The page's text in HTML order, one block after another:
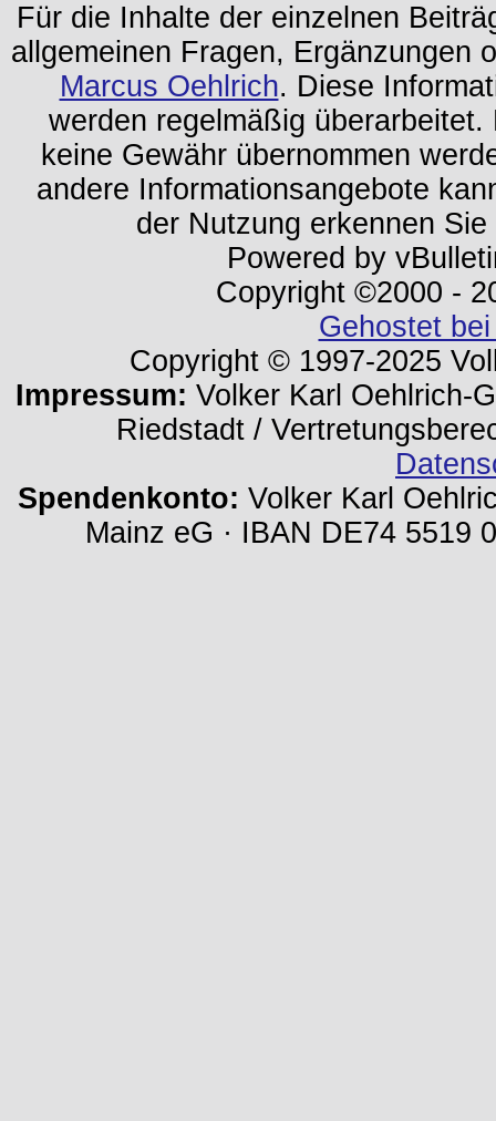
Für die Inhalte der einzelnen
allgemeinen Fragen, Ergänzungen
Marcus Oehlrich. Diese
werden regelmäßig
keine Gewähr übernommen
andere Informationsangebote
der Nutzung erkennen
Powered by
Copyright ©2000 -
Gehostet
Copyright © 1997-2025
Impressum: Volker Karl Oehlrich-
Riedstadt /
Spendenkonto: Volker Karl
Mainz eG · IBAN DE74 5519